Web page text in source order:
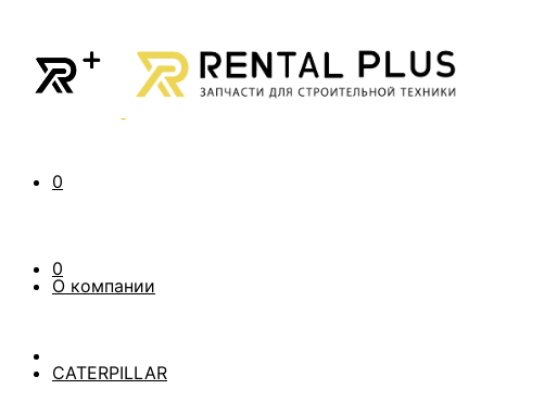
0
0
О компании
CATERPILLAR